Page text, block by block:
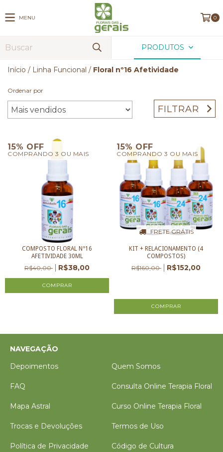
MENU 0
PRODUTOS
Início / Linha Funcional / Floral nº16 Afetividade
Ordenar por
FILTRAR
15% OFF
COMPRANDO 3 OU MAIS
COMPOSTO FLORAL N°16
AFETIVIDADE 30ML
R$40,00 R$38,00
15% OFF
COMPRANDO 3 OU MAIS
FRETE GRÁTIS
KIT + RELACIONAMENTO (4
COMPOSTOS)
R$160,00 R$152,00
NAVEGAÇÃO
Depoimentos
Quem Somos
FAQ Consulta Online Terapia Floral
Mapa Astral Curso Online Terapia Floral
Trocas e Devoluções Termos de Uso
Política de Privacidade
Código de Cultura